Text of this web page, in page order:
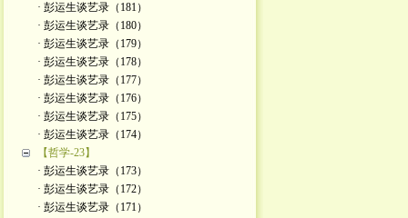
· 彭运生谈艺录（181）
· 彭运生谈艺录（180）
· 彭运生谈艺录（179）
· 彭运生谈艺录（178）
· 彭运生谈艺录（177）
· 彭运生谈艺录（176）
· 彭运生谈艺录（175）
· 彭运生谈艺录（174）
【哲学-23】
· 彭运生谈艺录（173）
· 彭运生谈艺录（172）
· 彭运生谈艺录（171）